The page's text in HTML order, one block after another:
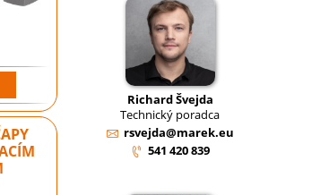
Richard Švejda
Technický poradca
rsvejda@marek.eu
541 420 839